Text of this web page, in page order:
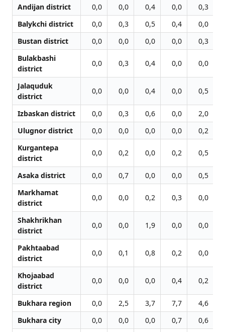
Andijan district
0,0 0,0 0,4 0,0
0,3
Balykchi district
0,0 0,3 0,5 0,4
0,0
Bustan district
0,0 0,0 0,0 0,0
0,3
Bulakbashi
district
0,0 0,3 0,4 0,0 0,0
Jalаquduk
district
0,0 0,0 0,4 0,0 0,5
Izbaskan district 0,0 0,3 0,6 0,0
2,0
Ulugnor district
0,0 0,0 0,0 0,0
0,2
Kurgantepa
district
0,0 0,2 0,0 0,2 0,5
Asaka district 0,0 0,7 0,0 0,0
0,5
Markhamat
district
0,0 0,0 0,2 0,3 0,0
Shakhrikhan
district
0,0 0,0 1,9 0,0 0,0
Pakhtaabad
district
0,0 0,1 0,8 0,2 0,0
Khojaabad
district
0,0 0,0 0,0 0,4 0,2
Bukhara region 0,0 2,5 3,7 7,7
4,6
Bukhara city
0,0 0,0 0,0 0,7
0,6